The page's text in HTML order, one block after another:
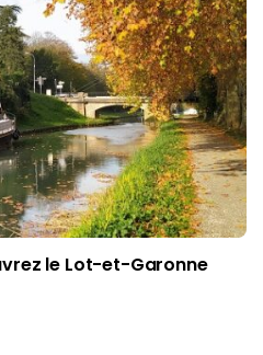
le Lot-et-Garonne